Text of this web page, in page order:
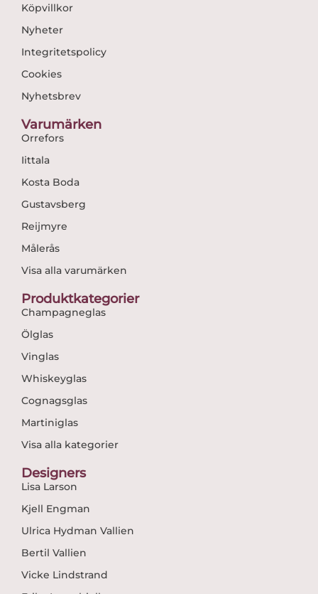
Köpvillkor
Nyheter
Integritetspolicy
Cookies
Nyhetsbrev
Varumärken
Orrefors
Iittala
Kosta Boda
Gustavsberg
Reijmyre
Målerås
Visa alla varumärken
Produktkategorier
Champagneglas
Ölglas
Vinglas
Whiskeyglas
Cognagsglas
Martiniglas
Visa alla kategorier
Designers
Lisa Larson
Kjell Engman
Ulrica Hydman Vallien
Bertil Vallien
Vicke Lindstrand